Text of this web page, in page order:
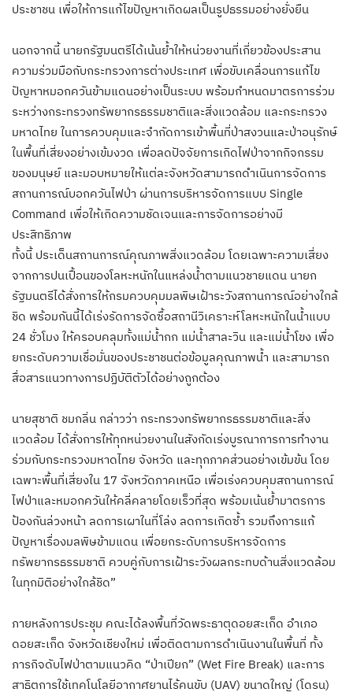
ประชาชน เพื่อให้การแก้ไขปัญหาเกิดผลเป็นรูปธรรมอย่างยั่งยืน
นอกจากนี้ นายกรัฐมนตรีได้เน้นย้ำให้หน่วยงานที่เกี่ยวข้องประสาน
ความร่วมมือกับกระทรวงการต่างประเทศ เพื่อขับเคลื่อนการแก้ไข
ปัญหาหมอกควันข้ามแดนอย่างเป็นระบบ พร้อมกำหนดมาตรการร่วม
ระหว่างกระทรวงทรัพยากรธรรมชาติและสิ่งแวดล้อม และกระทรวง
มหาดไทย ในการควบคุมและจำกัดการเข้าพื้นที่ป่าสงวนและป่าอนุรักษ์
ในพื้นที่เสี่ยงอย่างเข้มงวด เพื่อลดปัจจัยการเกิดไฟป่าจากกิจกรรม
ของมนุษย์ และมอบหมายให้แต่ละจังหวัดสามารถดำเนินการจัดการ
สถานการณ์บอกควันไฟป่า ผ่านการบริหารจัดการแบบ Single
Command เพื่อให้เกิดความชัดเจนและการจัดการอย่างมี
ประสิทธิภาพ
ทั้งนี้ ประเด็นสถานการณ์คุณภาพสิ่งแวดล้อม โดยเฉพาะความเสี่ยง
จากการปนเปื้อนของโลหะหนักในแหล่งน้ำตามแนวชายแดน นายก
รัฐมนตรีได้สั่งการให้กรมควบคุมมลพิษเฝ้าระวังสถานการณ์อย่างใกล้
ชิด พร้อมกันนี้ได้เร่งรัดการจัดซื้อสถานีวิเคราะห์โลหะหนักในน้ำแบบ
24 ชั่วโมง ให้ครอบคลุมทั้งแม่น้ำกก แม่น้ำสาละวิน และแม่น้ำโขง เพื่อ
ยกระดับความเชื่อมั่นของประชาชนต่อข้อมูลคุณภาพน้ำ และสามารถ
สื่อสารแนวทางการปฏิบัติตัวได้อย่างถูกต้อง
นายสุชาติ ชมกลิ่น กล่าวว่า กระทรวงทรัพยากรธรรมชาติและสิ่ง
แวดล้อม ได้สั่งการให้ทุกหน่วยงานในสังกัดเร่งบูรณาการการทำงาน
ร่วมกับกระทรวงมหาดไทย จังหวัด และทุกภาคส่วนอย่างเข้มข้น โดย
เฉพาะพื้นที่เสี่ยงใน 17 จังหวัดภาคเหนือ เพื่อเร่งควบคุมสถานการณ์
ไฟป่าและหมอกควันให้คลี่คลายโดยเร็วที่สุด พร้อมเน้นย้ำมาตรการ
ป้องกันล่วงหน้า ลดการเผาในที่โล่ง ลดการเกิดซ้ำ รวมถึงการแก้
ปัญหาเรื่องมลพิษข้ามแดน เพื่อยกระดับการบริหารจัดการ
ทรัพยากรธรรมชาติ ควบคู่กับการเฝ้าระวังผลกระทบด้านสิ่งแวดล้อม
ในทุกมิติอย่างใกล้ชิด”
ภายหลังการประชุม คณะได้ลงพื้นที่วัดพระธาตุดอยสะเก็ด อำเภอ
ดอยสะเก็ด จังหวัดเชียงใหม่ เพื่อติดตามการดำเนินงานในพื้นที่ ทั้ง
ภารกิจดับไฟป่าตามแนวคิด “ป่าเปียก” (Wet Fire Break) และการ
สาธิตการใช้เทคโนโลยีอากาศยานไร้คนขับ (UAV) ขนาดใหญ่ (โดรน)